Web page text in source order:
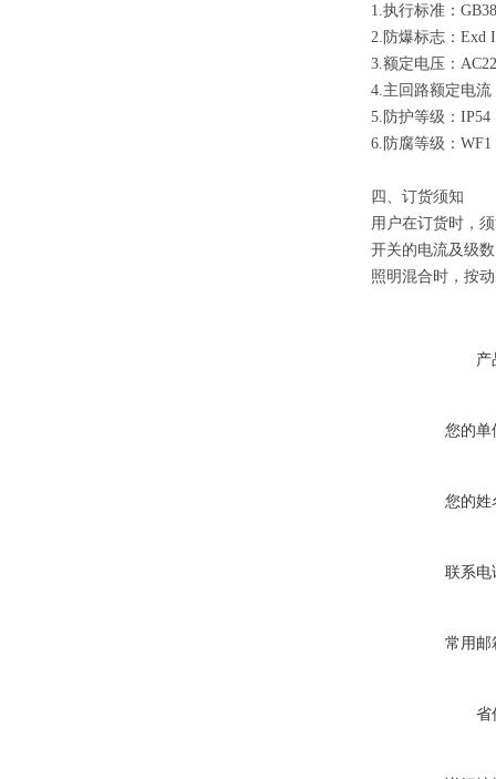
1.执行标准：
2.防爆标志：Exd
3.额定电压：
4.主回路额定电流
5.防护等级：
6.防腐等级：WF1
四、订货须知
用户在订货时，
开关的电流及级
照明混合时，按
产
您的单
您的姓
联系电
常用邮
省